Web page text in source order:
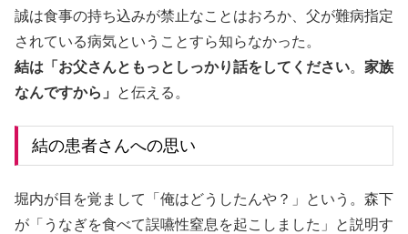
誠は食事の持ち込みが禁止なことはおろか、父が難病指定
されている病気ということすら知らなかった。
結は「お父さんともっとしっかり話をしてください。 家族
なんですから」
と伝える。
結の患者さんへの思い
堀内が目を覚まして「俺はどうしたんや？」という。森下
が「うなぎを食べて誤嚥性窒息を起こしました」と説明す